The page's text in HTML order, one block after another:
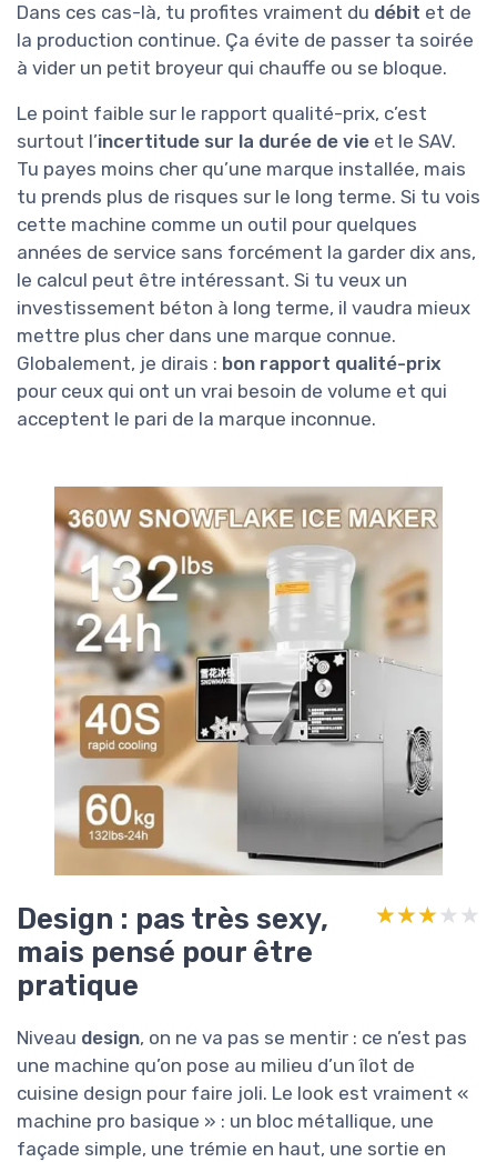
Dans ces cas-là, tu profites vraiment du débit et de
la production continue. Ça évite de passer ta soirée
à vider un petit broyeur qui chauffe ou se bloque.
Le point faible sur le rapport qualité-prix, c’est
surtout l’incertitude sur la durée de vie et le SAV.
Tu payes moins cher qu’une marque installée, mais
tu prends plus de risques sur le long terme. Si tu vois
cette machine comme un outil pour quelques
années de service sans forcément la garder dix ans,
le calcul peut être intéressant. Si tu veux un
investissement béton à long terme, il vaudra mieux
mettre plus cher dans une marque connue.
Globalement, je dirais : bon rapport qualité-prix
pour ceux qui ont un vrai besoin de volume et qui
acceptent le pari de la marque inconnue.
Design : pas très sexy,
mais pensé pour être
pratique
★★★★★
★★★★★
Niveau design, on ne va pas se mentir : ce n’est pas
une machine qu’on pose au milieu d’un îlot de
cuisine design pour faire joli. Le look est vraiment «
machine pro basique » : un bloc métallique, une
façade simple, une trémie en haut, une sortie en